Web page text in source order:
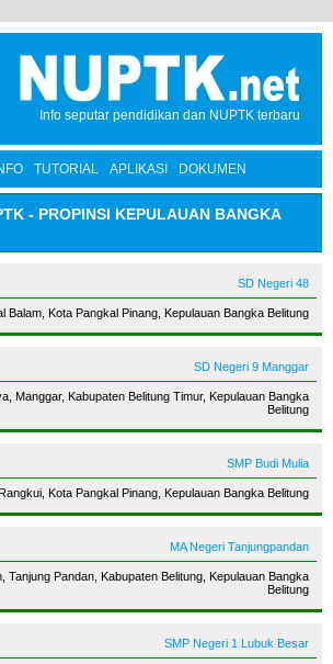
Info seputar pendidikan dan NUPTK terbaru
TUTORIAL APLIKASI DOKUMEN
- PROPINSI KEPULAUAN BANGKA
SD Negeri 48
Balam, Kota Pangkal Pinang, Kepulauan Bangka Belitung
SD Negeri 9 Manggar
Manggar, Kabupaten Belitung Timur, Kepulauan Bangka
Belitung
SMP Budi Mulia
Kota Pangkal Pinang, Kepulauan Bangka Belitung
MA Negeri Tanjungpandan
Tanjung Pandan, Kabupaten Belitung, Kepulauan Bangka
Belitung
SMP Negeri 1 Lubuk Besar